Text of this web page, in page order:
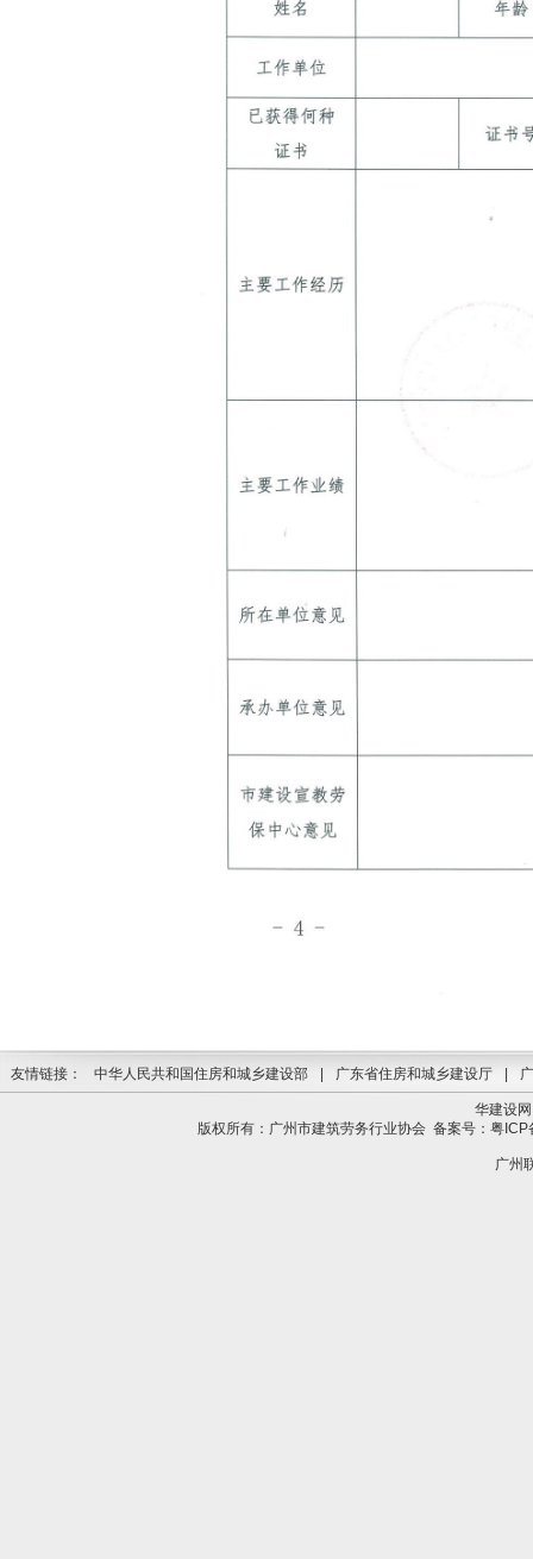
友情链接： 中华人民共和国住房和城乡建设部 广东省住房和城乡建设厅
华建设网
版权所有：广州市建筑劳务行业协会备案号：粤
广州